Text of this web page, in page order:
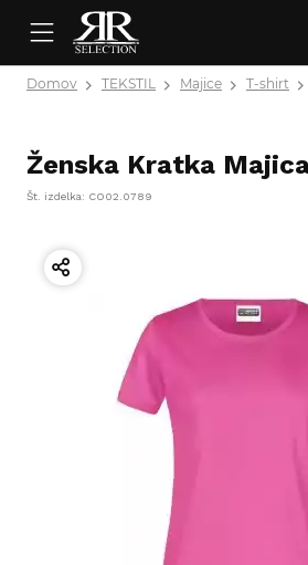
Domov TEKSTIL Majice T-shirt
Ženska Kratka
Št. izdelka: CO02.0789